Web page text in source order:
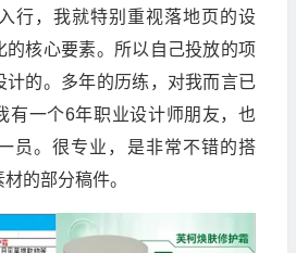
行，我就特别重视落地页的设
的核心要素。所以自己投放的项
计的。多年的历练，对我而言已
有一个6年职业设计师朋友，也
员。很专业，是非常不错的搭
的部分稿件。